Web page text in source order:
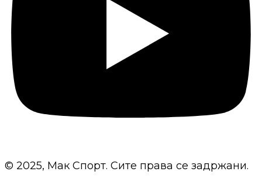
© 2025, Мак Спорт. Сите права се задржани.